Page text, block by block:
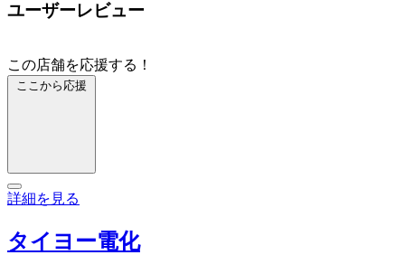
ユーザーレビュー
この店舗を応援する！
ここから応援
詳細を見る
タイヨー電化